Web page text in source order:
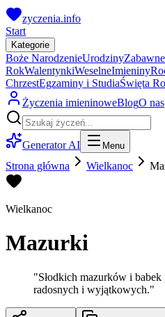
zyczenia.info
Start
Kategorie
Boże NarodzenieUrodzinyZabawne
RokWalentynkiWeselneImieniny
ChrzestEgzaminy i StudiaŚwięta
Życzenia imieninoweBlogO nas
Generator AI Menu
Strona główna Wielkanoc
Wielkanoc
Mazurki
"Słodkich mazurków i
radosnych i wyjątkowych."